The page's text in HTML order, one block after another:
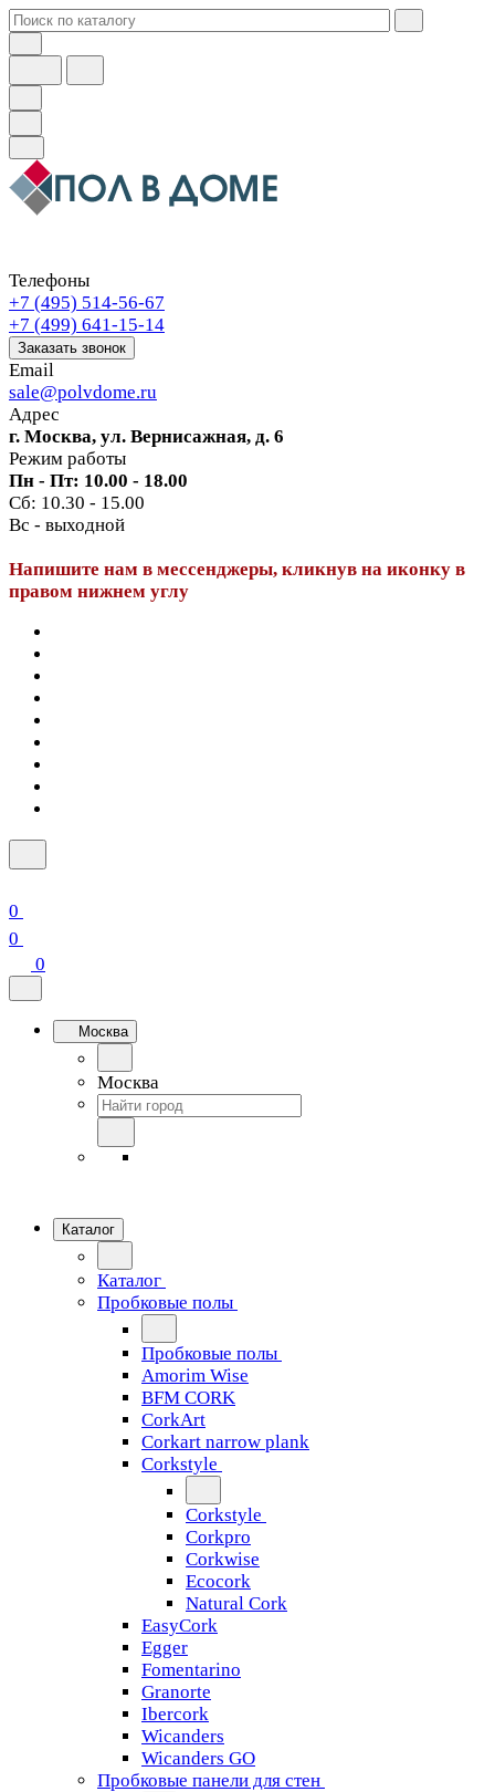
Телефоны
+7 (495) 514-56-67
+7 (499) 641-15-14
Заказать звонок
Email
sale@polvdome.ru
Адрес
г. Москва, ул. Вернисажная, д. 6
Режим работы
Пн - Пт: 10.00 - 18.00
Сб: 10.30 - 15.00
Вс - выходной
Напишите нам в мессенджеры, кликнув на иконку в
правом нижнем углу
0
0
0
Москва
Москва
Каталог
Каталог
Пробковые полы
Пробковые полы
Amorim Wise
BFM CORK
CorkArt
Corkart narrow plank
Corkstyle
Corkstyle
Corkpro
Corkwise
Ecocork
Natural Cork
EasyCork
Egger
Fomentarino
Granorte
Ibercork
Wicanders
Wicanders GO
Пробковые панели для стен